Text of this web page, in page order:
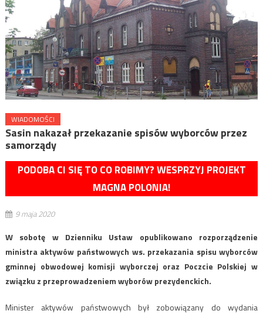
WIADOMOŚCI
Sasin nakazał przekazanie spisów wyborców przez
samorządy
PODOBA CI SIĘ TO CO ROBIMY? WESPRZYJ PROJEKT
MAGNA POLONIA!
9 maja 2020
W sobotę w Dzienniku Ustaw opublikowano rozporządzenie
ministra aktywów państwowych ws. przekazania spisu wyborców
gminnej obwodowej komisji wyborczej oraz Poczcie Polskiej w
związku z przeprowadzeniem wyborów prezydenckich.
Minister aktywów państwowych był zobowiązany do wydania